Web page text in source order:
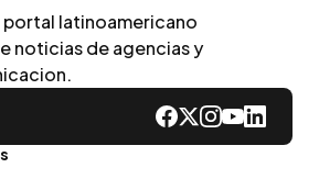
portal latinoamericano
noticias de agencias y